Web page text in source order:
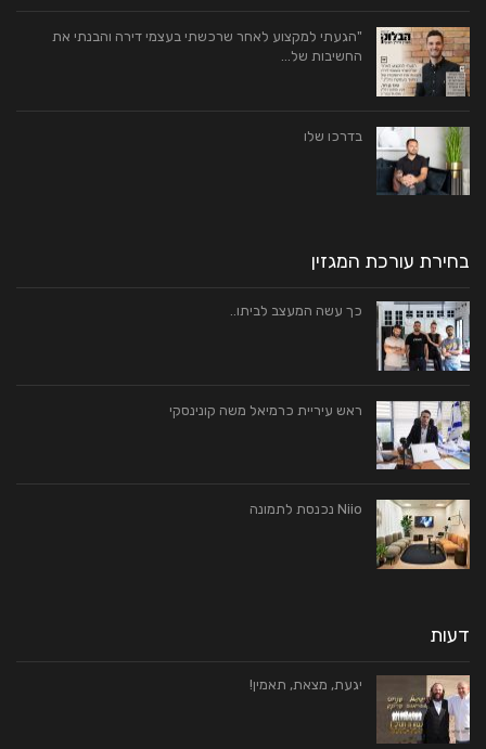
"הגעתי למקצוע לאחר שרכשתי בעצמי דירה והבנתי את
החשיבות של…
בדרכו שלו
בחירת עורכת המגזין
כך עשה המעצב לביתו..
ראש עיריית כרמיאל משה קונינסקי
Niio נכנסת לתמונה
דעות
יגעת, מצאת, תאמין!